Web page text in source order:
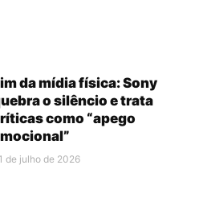
da mídia física: Sony
o silêncio e trata
como “apego
de julho de 2026